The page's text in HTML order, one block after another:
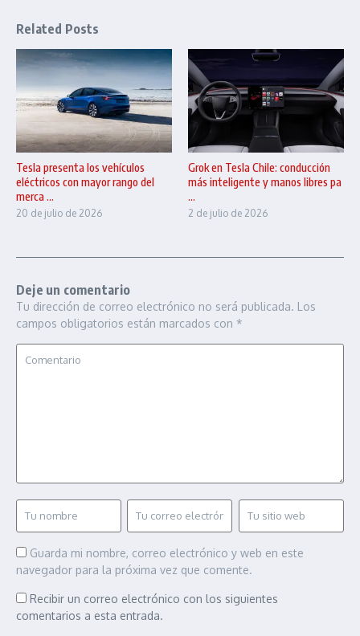
Related Posts
Tesla presenta los vehículos
eléctricos con mayor rango del
merca ...
20 de julio de 2026
Grok en Tesla Chile: conducción
más inteligente y manos libres pa
...
2 de julio de 2026
Deje un comentario
Tu dirección de correo electrónico no será publicada. Los
campos obligatorios están marcados con *
Guarda mi nombre, correo electrónico y web en este
navegador para la próxima vez que comente.
Recibir un correo electrónico con los siguientes
comentarios a esta entrada.